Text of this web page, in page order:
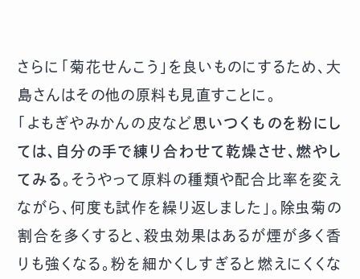
さらに「菊花せんこう」を良いものにするため、大
島さんはその他の原料も見直すことに。
「よもぎやみかんの皮など思いつくものを粉にし
ては、自分の手で練り合わせて乾燥させ、燃やし
てみる 。そうやって原料の種類や配合比率を変え
ながら、何度も試作を繰り返しました」。除虫菊の
割合を多くすると、殺虫効果はあるが煙が多く香
りも強くなる。粉を細かくしすぎると燃えにくくな